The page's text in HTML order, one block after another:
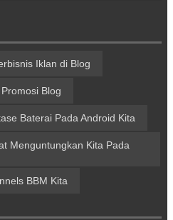
Iklan di Blog
Blog
Baterai Pada Android Kita
Menguntungkan Kita Pada
BBM Kita